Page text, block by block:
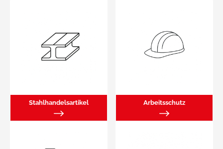
Stahlhandelsartikel Arbeitsschutz